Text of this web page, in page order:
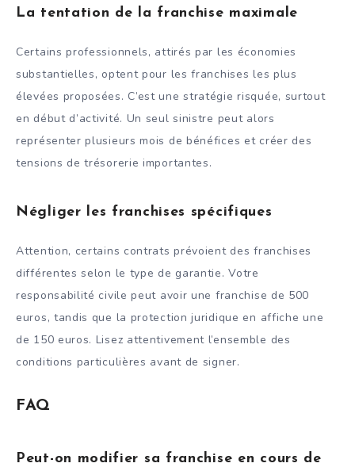
La tentation de la franchise maximale
Certains professionnels, attirés par les économies
substantielles, optent pour les franchises les plus
élevées proposées. C’est une stratégie risquée, surtout
en début d’activité. Un seul sinistre peut alors
représenter plusieurs mois de bénéfices et créer des
tensions de trésorerie importantes.
Négliger les franchises spécifiques
Attention, certains contrats prévoient des franchises
différentes selon le type de garantie. Votre
responsabilité civile peut avoir une franchise de 500
euros, tandis que la protection juridique en affiche une
de 150 euros. Lisez attentivement l’ensemble des
conditions particulières avant de signer.
FAQ
Peut-on modifier sa franchise en cours de